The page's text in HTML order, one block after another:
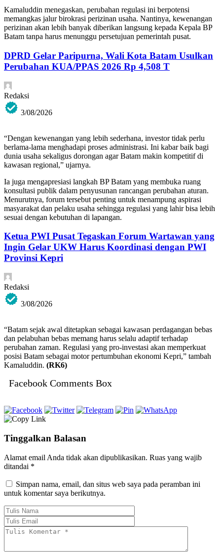
Kamaluddin menegaskan, perubahan regulasi ini berpotensi
memangkas jalur birokrasi perizinan usaha. Nantinya, kewenangan
perizinan akan lebih banyak diberikan langsung kepada Kepala BP
Batam tanpa harus menunggu persetujuan pemerintah pusat.
DPRD Gelar Paripurna, Wali Kota Batam Usulkan
Perubahan KUA/PPAS 2026 Rp 4,508 T
Redaksi
3/08/2026
“Dengan kewenangan yang lebih sederhana, investor tidak perlu
berlama-lama menghadapi proses administrasi. Ini kabar baik bagi
dunia usaha sekaligus dorongan agar Batam makin kompetitif di
kawasan regional,” ujarnya.
Ia juga mengapresiasi langkah BP Batam yang membuka ruang
konsultasi publik dalam penyusunan rancangan perubahan aturan.
Menurutnya, forum tersebut penting untuk menampung aspirasi
masyarakat dan pelaku usaha sehingga regulasi yang lahir bisa lebih
sesuai dengan kebutuhan di lapangan.
Ketua PWI Pusat Tegaskan Forum Wartawan yang
Ingin Gelar UKW Harus Koordinasi dengan PWI
Provinsi Kepri
Redaksi
3/08/2026
“Batam sejak awal ditetapkan sebagai kawasan perdagangan bebas
dan pelabuhan bebas memang harus selalu adaptif terhadap
perubahan zaman. Regulasi yang pro-investasi akan memperkuat
posisi Batam sebagai motor pertumbuhan ekonomi Kepri,” tambah
Kamaluddin. (RK6)
Facebook Comments Box
Tinggalkan Balasan
Alamat email Anda tidak akan dipublikasikan. Ruas yang wajib
ditandai *
Simpan nama, email, dan situs web saya pada peramban ini
untuk komentar saya berikutnya.